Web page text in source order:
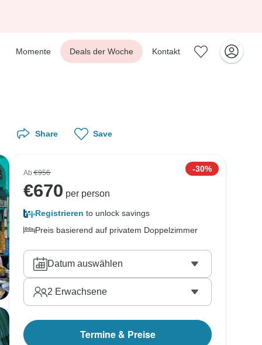
Momente Deals der Woche Kontakt
Share Save
Ab€956 -30%
€670 per person
Registrieren to unlock savings
Preis basierend auf privatem Doppelzimmer
Datum auswählen
2 Erwachsene
Termine & Preise